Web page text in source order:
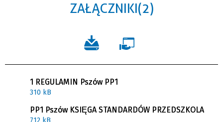
ZAŁĄCZNIKI (2)
1 REGULAMIN Pszów PP1
310 kB
PP1 Pszów KSIĘGA STANDARDÓW PRZEDSZKOLA